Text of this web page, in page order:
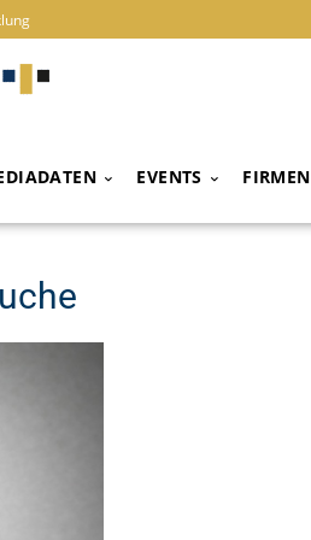
EVENTS FIRMEN